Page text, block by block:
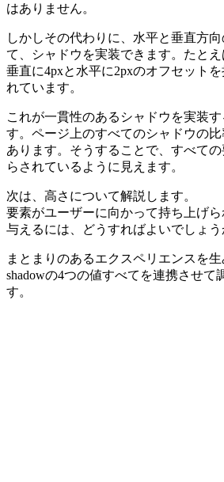
はありません。
しかしその代わりに、水平と垂直方
て、シャドウを実装できます。たとえ
垂直に4pxと水平に2pxのオフセット
れています。
これが一貫性のあるシャドウを実装
す。 ページ上のすべてのシャドウの
あります。 そうすることで、すべて
らされているように見えます。
次は、高さについて解説します。
要素がユーザーに向かって持ち上げ
与えるには、どうすればよいでしょう
まとまりのあるエクスペリエンスを生
shadowの4つの値すべてを連携させて
す。